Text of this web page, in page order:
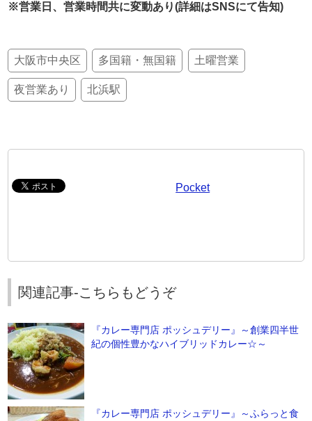
※営業日、営業時間共に変動あり(詳細はSNSにて告知)
大阪市中央区 多国籍・無国籍 土曜営業
夜営業あり 北浜駅
Pocket
関連記事-こちらもどうぞ
『カレー専門店 ポッシュデリー』～創業四半世
紀の個性豊かなハイブリッドカレー☆～
『カレー専門店 ポッシュデリー』～ふらっと食